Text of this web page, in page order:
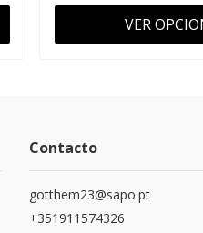
VER
Contacto
gotthem23@sapo.pt
+351911574326